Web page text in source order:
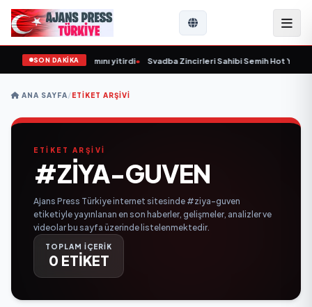
SON DAKİKA
59 yaşında yaşamını yitirdi• Svadba Zincirleri Sahibi Semih Hot Yaş
ANA SAYFA/ETIKET ARŞIVI
ETİKET ARŞİVİ
#ZIYA-GUVEN
Ajans Press Türkiye internet sitesinde #ziya-guven
etiketiyle yayınlanan en son haberler, gelişmeler, analizler ve
videolar bu sayfa üzerinde listelenmektedir.
TOPLAM İÇERİK
0 ETİKET